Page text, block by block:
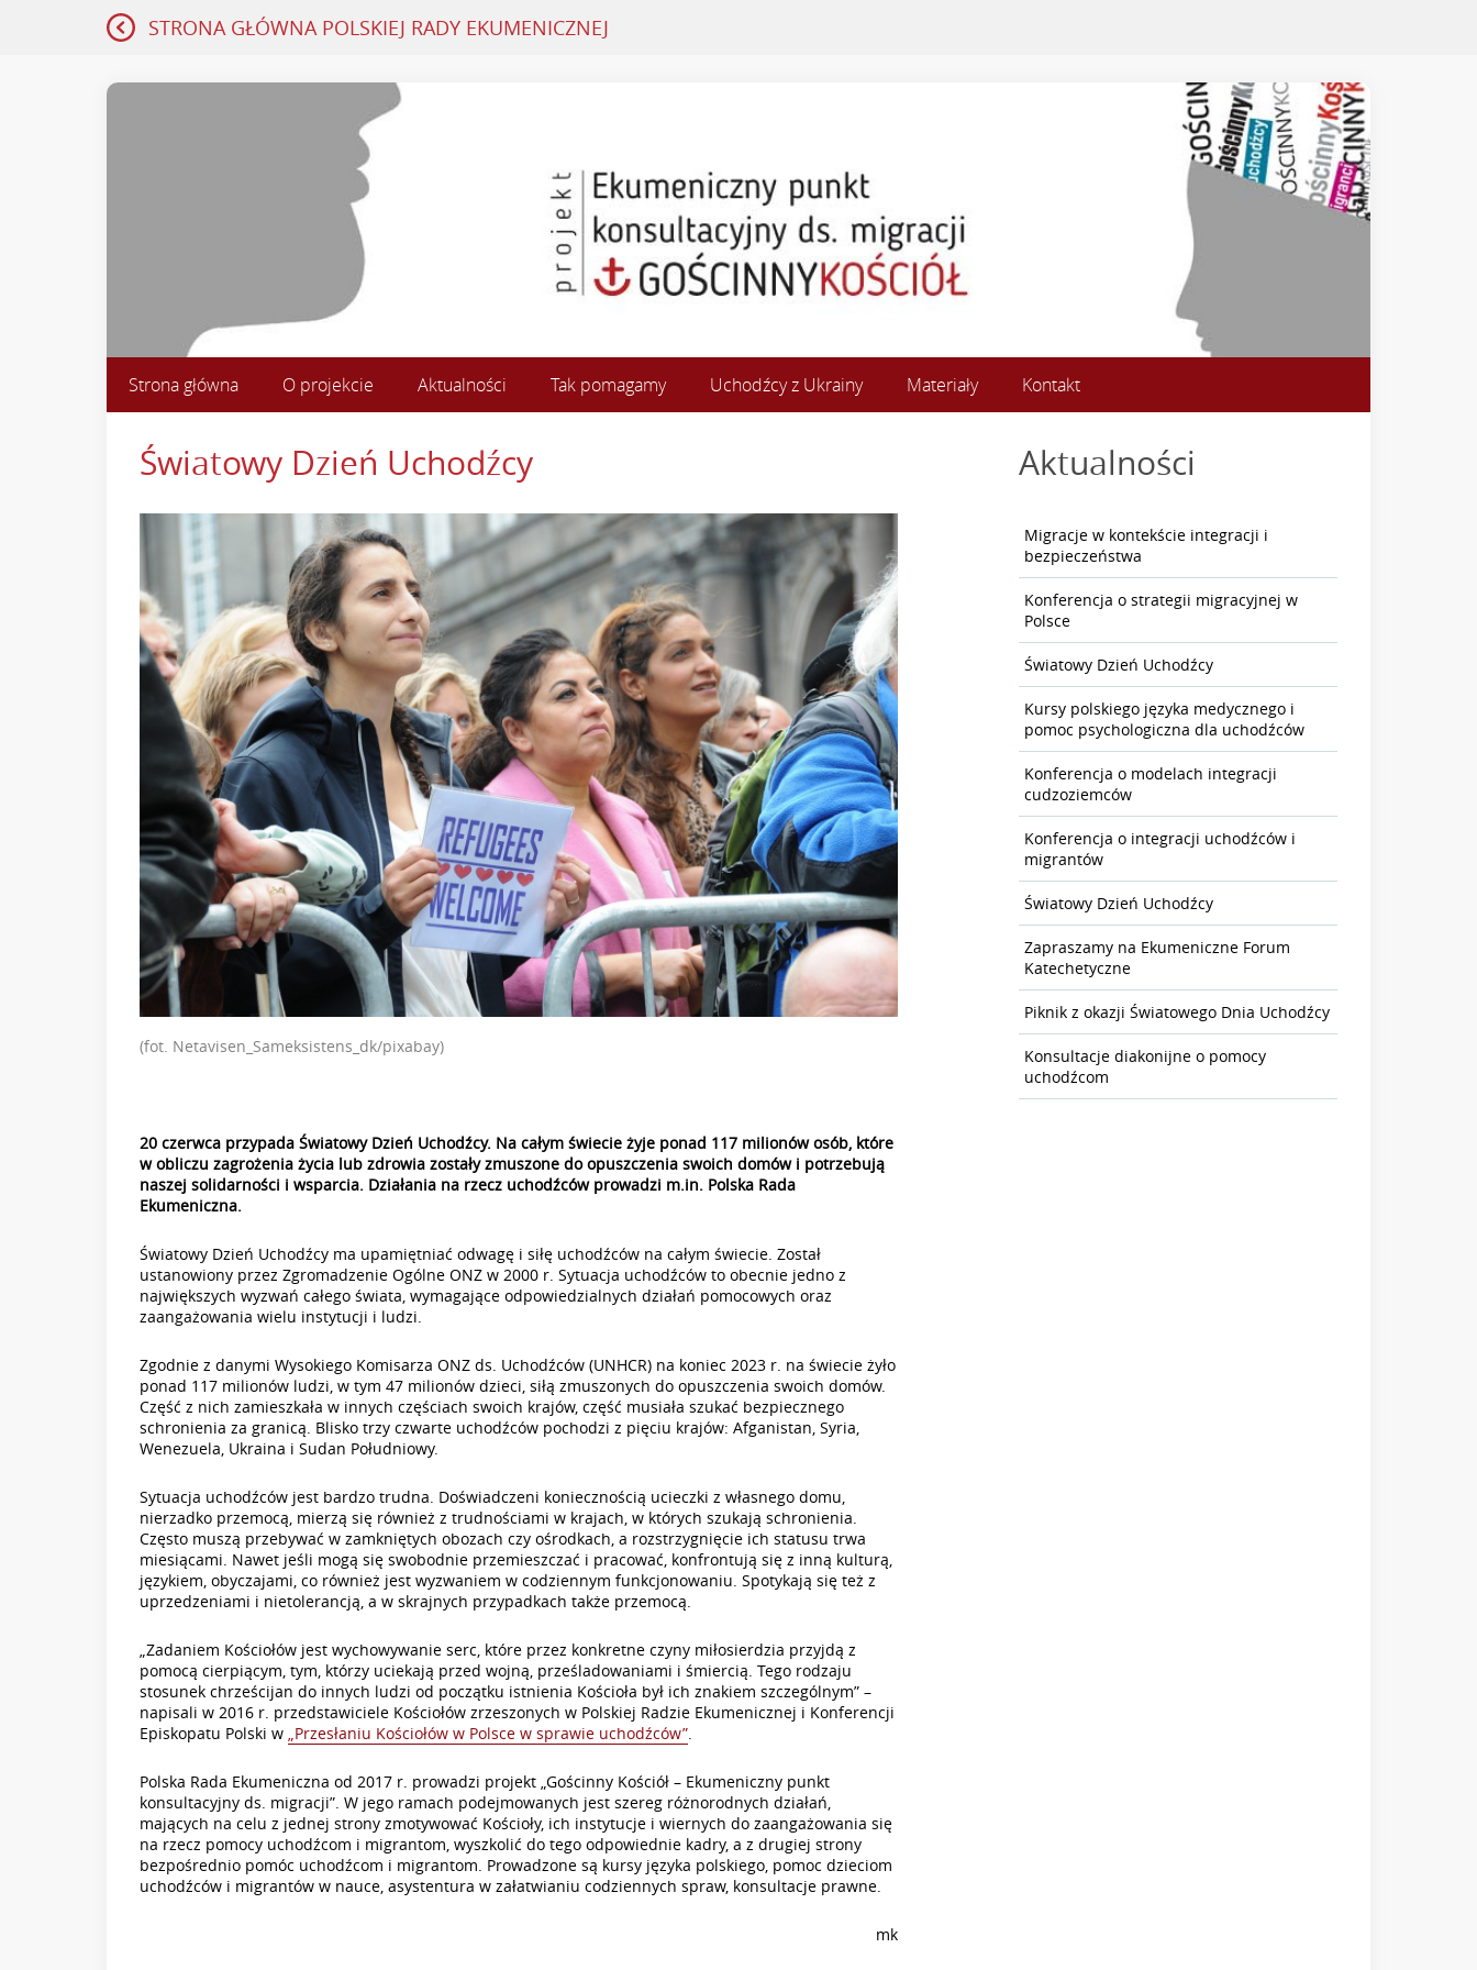
STRONA GŁÓWNA POLSKIEJ RADY EKUMENICZNEJ
Strona główna O projekcie Aktualności Tak pomagamy Uchodźcy z Ukrainy Materiały Kontakt
Światowy Dzień Uchodźcy
(fot. Netavisen_Sameksistens_dk/pixabay)
20 czerwca przypada Światowy Dzień Uchodźcy. Na całym świecie żyje ponad 117 milionów osób, które
w obliczu zagrożenia życia lub zdrowia zostały zmuszone do opuszczenia swoich domów i potrzebują
naszej solidarności i wsparcia. Działania na rzecz uchodźców prowadzi m.in. Polska Rada
Ekumeniczna.
Światowy Dzień Uchodźcy ma upamiętniać odwagę i siłę uchodźców na całym świecie. Został
ustanowiony przez Zgromadzenie Ogólne ONZ w 2000 r. Sytuacja uchodźców to obecnie jedno z
największych wyzwań całego świata, wymagające odpowiedzialnych działań pomocowych oraz
zaangażowania wielu instytucji i ludzi.
Zgodnie z danymi Wysokiego Komisarza ONZ ds. Uchodźców (UNHCR) na koniec 2023 r. na świecie żyło
ponad 117 milionów ludzi, w tym 47 milionów dzieci, siłą zmuszonych do opuszczenia swoich domów.
Część z nich zamieszkała w innych częściach swoich krajów, część musiała szukać bezpiecznego
schronienia za granicą. Blisko trzy czwarte uchodźców pochodzi z pięciu krajów: Afganistan, Syria,
Wenezuela, Ukraina i Sudan Południowy.
Sytuacja uchodźców jest bardzo trudna. Doświadczeni koniecznością ucieczki z własnego domu,
nierzadko przemocą, mierzą się również z trudnościami w krajach, w których szukają schronienia.
Często muszą przebywać w zamkniętych obozach czy ośrodkach, a rozstrzygnięcie ich statusu trwa
miesiącami. Nawet jeśli mogą się swobodnie przemieszczać i pracować, konfrontują się z inną kulturą,
językiem, obyczajami, co również jest wyzwaniem w codziennym funkcjonowaniu. Spotykają się też z
uprzedzeniami i nietolerancją, a w skrajnych przypadkach także przemocą.
„Zadaniem Kościołów jest wychowywanie serc, które przez konkretne czyny miłosierdzia przyjdą z
pomocą cierpiącym, tym, którzy uciekają przed wojną, prześladowaniami i śmiercią. Tego rodzaju
stosunek chrześcijan do innych ludzi od początku istnienia Kościoła był ich znakiem szczególnym” –
napisali w 2016 r. przedstawiciele Kościołów zrzeszonych w Polskiej Radzie Ekumenicznej i Konferencji
Episkopatu Polski w „Przesłaniu Kościołów w Polsce w sprawie uchodźców”.
Polska Rada Ekumeniczna od 2017 r. prowadzi projekt „Gościnny Kościół – Ekumeniczny punkt
konsultacyjny ds. migracji”. W jego ramach podejmowanych jest szereg różnorodnych działań,
mających na celu z jednej strony zmotywować Kościoły, ich instytucje i wiernych do zaangażowania się
na rzecz pomocy uchodźcom i migrantom, wyszkolić do tego odpowiednie kadry, a z drugiej strony
bezpośrednio pomóc uchodźcom i migrantom. Prowadzone są kursy języka polskiego, pomoc dzieciom
uchodźców i migrantów w nauce, asystentura w załatwianiu codziennych spraw, konsultacje prawne.
mk
Aktualności
Migracje w kontekście integracji i
bezpieczeństwa
Konferencja o strategii migracyjnej w
Polsce
Światowy Dzień Uchodźcy
Kursy polskiego języka medycznego i
pomoc psychologiczna dla uchodźców
Konferencja o modelach integracji
cudzoziemców
Konferencja o integracji uchodźców i
migrantów
Światowy Dzień Uchodźcy
Zapraszamy na Ekumeniczne Forum
Katechetyczne
Piknik z okazji Światowego Dnia Uchodźcy
Konsultacje diakonijne o pomocy
uchodźcom